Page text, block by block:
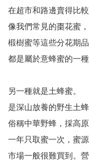
在超市和路邊賣得比較
像我們常見的棗花蜜，
椴樹蜜等這些分花期
都是屬於意蜂蜜的一種
另一種就是土蜂蜜。
是深山放養的野生土蜂
俗稱中華野蜂，採高
一年只取蜜一次，蜜
市場一般很難買到。